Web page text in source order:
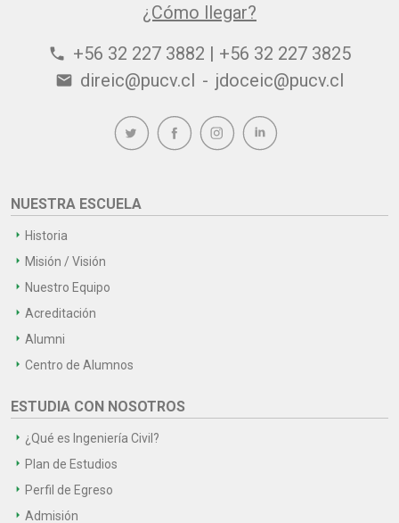
¿Cómo llegar?
phone +56 32 227 3882 | +56 32 227 3825
email direic@pucv.cl - jdoceic@pucv.cl
NUESTRA ESCUELA
Historia
Misión / Visión
Nuestro Equipo
Acreditación
Alumni
Centro de Alumnos
ESTUDIA CON NOSOTROS
¿Qué es Ingeniería Civil?
Plan de Estudios
Perfil de Egreso
Admisión